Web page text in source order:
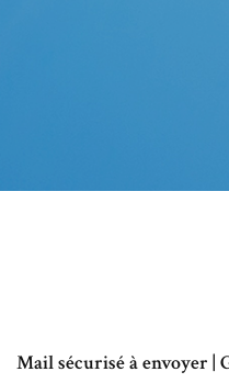
Mail sécurisé à envoyer |